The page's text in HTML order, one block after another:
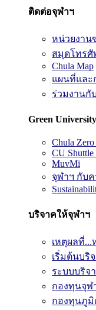
ติดต่อจุฬาฯ
หน่วยงาน
สมุดโทร
Chula Map
แผนที่และ
ร่วมงานกั
Green University
Chula Zero
CU Shuttle
MuvMi
จุฬาฯ กับ
บริจาคให้จุฬาฯ
เหตุผลที่
เริ่มต้นบริ
ระบบบริจ
กองทุนจุ
กองทุนภูมิ